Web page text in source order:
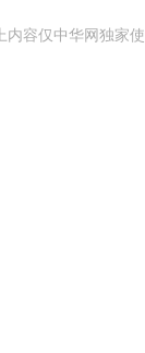
内容仅中华网独家